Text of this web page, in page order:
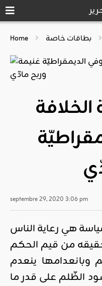
Home بطاقات خاصة
septembre 29, 2020 3:06 pm
هي رعاية الناس
من قيم الحكم
وبانعدامها ينعدم
الظّلم على قدر ما